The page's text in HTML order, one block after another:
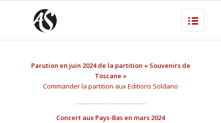
Parution en juin 2024 de la partition « Souvenirs de
Toscane »
Commander la partition aux Editions Soldano
…………………………………
Concert aux Pays-Bas en mars 2024